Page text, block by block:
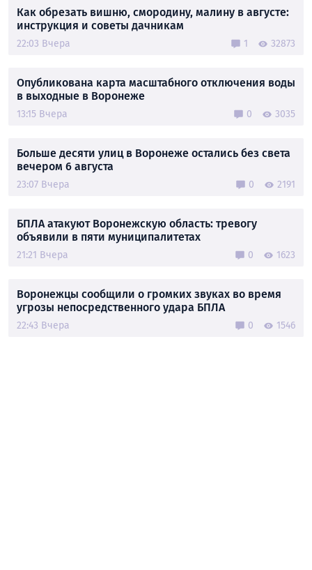
Как обрезать вишню, смородину, малину в августе:
инструкция и советы дачникам
22:03 Вчера 1 32873
Опубликована карта масштабного отключения воды
в выходные в Воронеже
13:15 Вчера 0 3035
Больше десяти улиц в Воронеже остались без света
вечером 6 августа
23:07 Вчера 0 2191
БПЛА атакуют Воронежскую область: тревогу
объявили в пяти муниципалитетах
21:21 Вчера 0 1623
Воронежцы сообщили о громких звуках во время
угрозы непосредственного удара БПЛА
22:43 Вчера 0 1546